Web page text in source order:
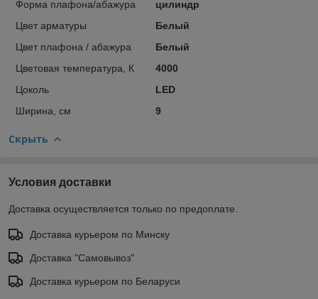
Форма плафона/абажура
цилиндр
Цвет арматуры
Белый
Цвет плафона / абажура
Белый
Цветовая температура, К
4000
Цоколь
LED
Ширина, см
9
Скрыть
Условия доставки
Доставка осуществляется только по предоплате.
Доставка курьером по Минску
Доставка "Самовывоз"
Доставка курьером по Беларуси